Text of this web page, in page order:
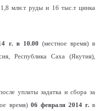
млн.т руды и 16 тыс.т цинка
г. в 10.00 (местное время) в
Республика Саха (Якутия),
уплаты задатка и сбора за
время) 06 февраля 2014 г.в